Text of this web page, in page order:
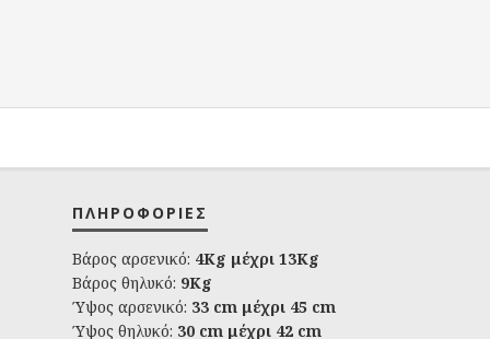
ΠΛΗΡΟΦΟΡΊΕΣ
Βάρος αρσενικό: 4Kg μέχρι 13Kg
Βάρος θηλυκό: 9Kg
Ύψος αρσενικό: 33 cm μέχρι 45 cm
Ύψος θηλυκό: 30 cm μέχρι 42 cm